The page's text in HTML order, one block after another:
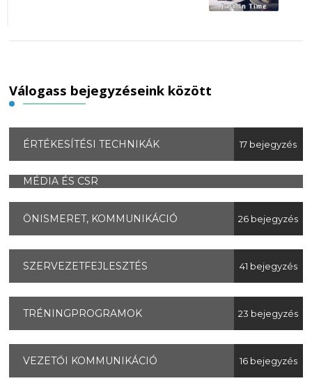
Válogass bejegyzéseink között
ÉRTÉKESÍTÉSI TECHNIKÁK 17 bejegyzés
MÉDIA ÉS CSR
ÖNISMERET, KOMMUNIKÁCIÓ 26 bejegyzés
SZERVEZETFEJLESZTÉS 41 bejegyzés
TRÉNINGPROGRAMOK 23 bejegyzés
VEZETŐI KOMMUNIKÁCIÓ 16 bejegyzés